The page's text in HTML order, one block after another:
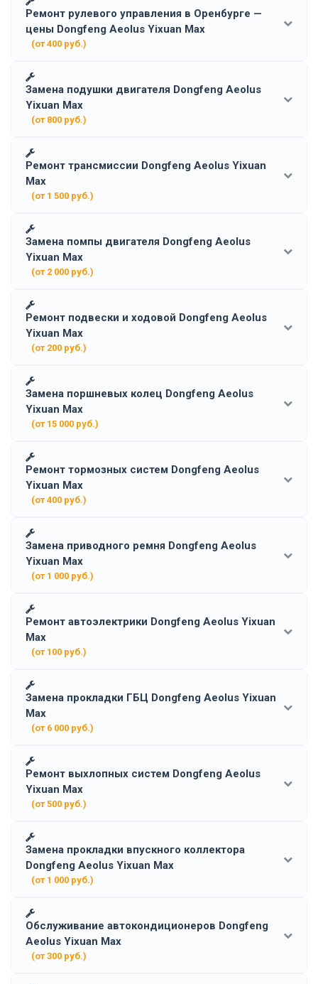
Ремонт рулевого управления в Оренбурге —
цены Dongfeng Aeolus Yixuan Max
(от 400 руб.)
Замена подушки двигателя Dongfeng Aeolus
Yixuan Max
(от 800 руб.)
Ремонт трансмиссии Dongfeng Aeolus Yixuan
Max
(от 1 500 руб.)
Замена помпы двигателя Dongfeng Aeolus
Yixuan Max
(от 2 000 руб.)
Ремонт подвески и ходовой Dongfeng Aeolus
Yixuan Max
(от 200 руб.)
Замена поршневых колец Dongfeng Aeolus
Yixuan Max
(от 15 000 руб.)
Ремонт тормозных систем Dongfeng Aeolus
Yixuan Max
(от 400 руб.)
Замена приводного ремня Dongfeng Aeolus
Yixuan Max
(от 1 000 руб.)
Ремонт автоэлектрики Dongfeng Aeolus Yixuan
Max
(от 100 руб.)
Замена прокладки ГБЦ Dongfeng Aeolus Yixuan
Max
(от 6 000 руб.)
Ремонт выхлопных систем Dongfeng Aeolus
Yixuan Max
(от 500 руб.)
Замена прокладки впускного коллектора
Dongfeng Aeolus Yixuan Max
(от 1 000 руб.)
Обслуживание автокондиционеров Dongfeng
Aeolus Yixuan Max
(от 300 руб.)